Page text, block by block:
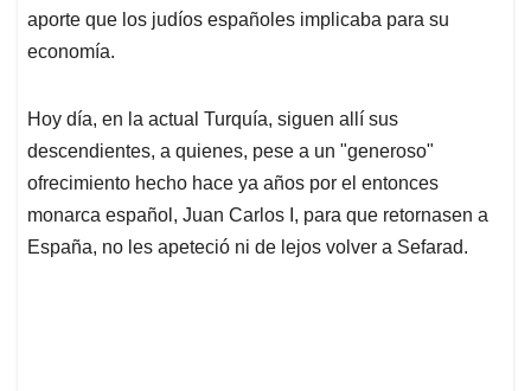
aporte que los judíos españoles implicaba para su
economía.
Hoy día, en la actual Turquía, siguen allí sus
descendientes, a quienes, pese a un "generoso"
ofrecimiento hecho hace ya años por el entonces
monarca español, Juan Carlos I, para que retornasen a
España, no les apeteció ni de lejos volver a Sefarad.